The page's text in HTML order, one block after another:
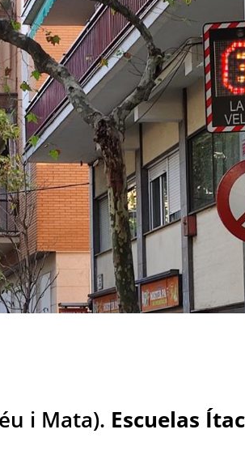
i Mata). Escuelas